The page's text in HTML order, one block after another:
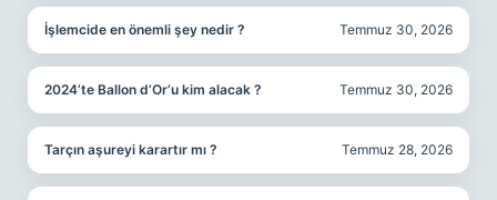
İşlemcide en önemli şey nedir ? Temmuz 30, 2026
2024’te Ballon d’Or’u kim alacak ? Temmuz 30, 2026
Tarçın aşureyi karartır mı ? Temmuz 28, 2026